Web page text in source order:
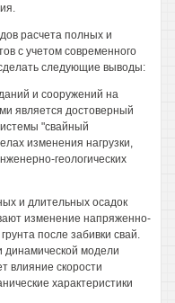
расчета полных и
с учетом современного
следующие выводы:
и сооружений на
является достоверный
"свайный
изменения нагрузки,
геологических
и длительных осадок
изменение напряженно-
после забивки свай.
динамической модели
влияние скорости
характеристики